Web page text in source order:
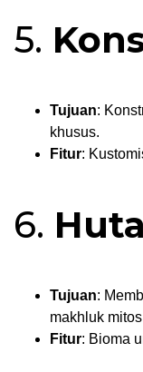
5.
Tujuan:
khusus.
Fitur:
6.
Tujuan:
makhluk
Fitur: Bioma